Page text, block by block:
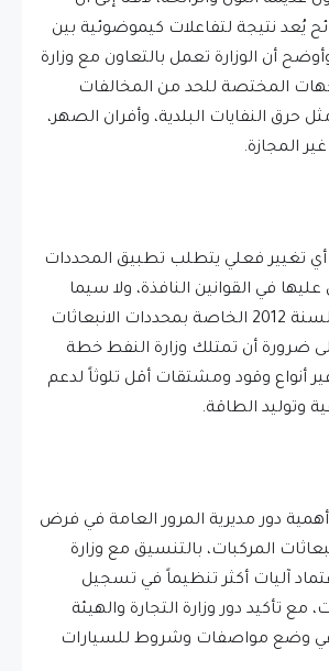
يُعد نتيجة لتفاعلات كيموضوئية بين
أن الوزارة تعمل بالتعاون مع وزارة
المختصة للحد من المخالفات
حرق النفايات البلدية، وأفران الصهر،
المجازة.
تغيير فعلي يتطلب تطبيق المحددات
في القوانين النافذة، ولا سيما
تعليمات رقم (3) لسنة 2012 الخاصة بمحددات الانبعاثات
ضرورة أن تمتلك وزارة النفط خطة
أنواع وقود ومشتقات أقل تلوثاً لدعم
وتوليد الطاقة.
أهمية دور مديرية المرور العامة في فرض
المركبات، بالتنسيق مع وزارة
آليات أكثر تنظيماً في تسجيل
تأكيد دور وزارة التجارة والهيئة
في وضع مواصفات وشروط للسيارات